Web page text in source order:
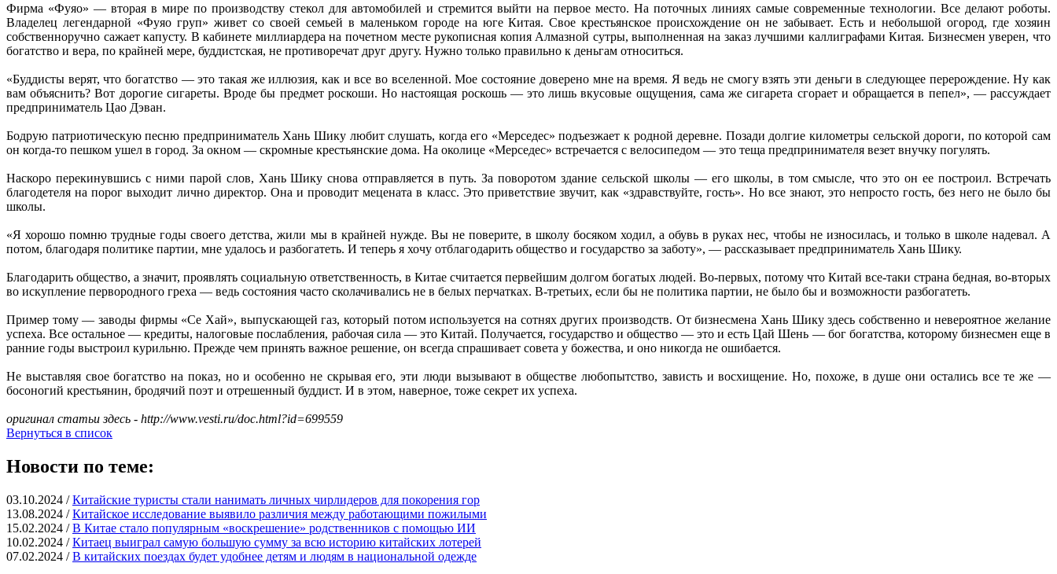
Фирма «Фуяо» — вторая в мире по производству стекол для автомобилей и стремится выйти на первое место. На поточных линиях самые современные технологии. Все делают роботы.
Владелец легендарной «Фуяо груп» живет со своей семьей в маленьком городе на юге Китая. Свое крестьянское происхождение он не забывает. Есть и небольшой огород, где хозяин
собственноручно сажает капусту. В кабинете миллиардера на почетном месте рукописная копия Алмазной сутры, выполненная на заказ лучшими каллиграфами Китая. Бизнесмен уверен, что
богатство и вера, по крайней мере, буддистская, не противоречат друг другу. Нужно только правильно к деньгам относиться.
«Буддисты верят, что богатство — это такая же иллюзия, как и все во вселенной. Мое состояние доверено мне на время. Я ведь не смогу взять эти деньги в следующее перерождение. Ну как
вам объяснить? Вот дорогие сигареты. Вроде бы предмет роскоши. Но настоящая роскошь — это лишь вкусовые ощущения, сама же сигарета сгорает и обращается в пепел», — рассуждает
предприниматель Цао Дэван.
Бодрую патриотическую песню предприниматель Хань Шику любит слушать, когда его «Мерседес» подъезжает к родной деревне. Позади долгие километры сельской дороги, по которой сам
он когда-то пешком ушел в город. За окном — скромные крестьянские дома. На околице «Мерседес» встречается с велосипедом — это теща предпринимателя везет внучку погулять.
Наскоро перекинувшись с ними парой слов, Хань Шику снова отправляется в путь. За поворотом здание сельской школы — его школы, в том смысле, что это он ее построил. Встречать
благодетеля на порог выходит лично директор. Она и проводит мецената в класс. Это приветствие звучит, как «здравствуйте, гость». Но все знают, это непросто гость, без него не было бы
школы.
«Я хорошо помню трудные годы своего детства, жили мы в крайней нужде. Вы не поверите, в школу босяком ходил, а обувь в руках нес, чтобы не износилась, и только в школе надевал. А
потом, благодаря политике партии, мне удалось и разбогатеть. И теперь я хочу отблагодарить общество и государство за заботу», — рассказывает предприниматель Хань Шику.
Благодарить общество, а значит, проявлять социальную ответственность, в Китае считается первейшим долгом богатых людей. Во-первых, потому что Китай все-таки страна бедная, во-вторых
во искупление первородного греха — ведь состояния часто сколачивались не в белых перчатках. В-третьих, если бы не политика партии, не было бы и возможности разбогатеть.
Пример тому — заводы фирмы «Се Хай», выпускающей газ, который потом используется на сотнях других производств. От бизнесмена Хань Шику здесь собственно и невероятное желание
успеха. Все остальное — кредиты, налоговые послабления, рабочая сила — это Китай. Получается, государство и общество — это и есть Цай Шень — бог богатства, которому бизнесмен еще в
ранние годы выстроил курильню. Прежде чем принять важное решение, он всегда спрашивает совета у божества, и оно никогда не ошибается.
Не выставляя свое богатство на показ, но и особенно не скрывая его, эти люди вызывают в обществе любопытство, зависть и восхищение. Но, похоже, в душе они остались все те же —
босоногий крестьянин, бродячий поэт и отрешенный буддист. И в этом, наверное, тоже секрет их успеха.
оригинал статьи здесь - http://www.vesti.ru/doc.html?id=699559
Вернуться в список
Новости по теме:
03.10.2024 /Китайские туристы стали нанимать личных чирлидеров для покорения гор
13.08.2024 /Китайское исследование выявило различия между работающими пожилыми
15.02.2024 /В Китае стало популярным «воскрешение» родственников с помощью ИИ
10.02.2024 /Китаец выиграл самую большую сумму за всю историю китайских лотерей
07.02.2024 /В китайских поездах будет удобнее детям и людям в национальной одежде